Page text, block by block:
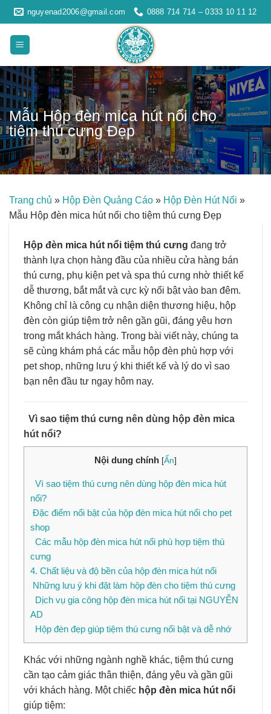
Skip
to
content
nguyenad2006@gmail.com 0888 714 714 – 0333 10 11 12
Mẫu Hộp đèn mica hút nổi cho
tiệm thú cưng Đẹp
Trang chủ » Hộp Đèn Quảng Cáo » Hộp Đèn Hút Nổi »
Mẫu Hộp đèn mica hút nổi cho tiệm thú cưng Đẹp
Hộp đèn mica hút nổi tiệm thú cưng đang trở
thành lựa chọn hàng đầu của nhiều cửa hàng bán
thú cưng, phụ kiện pet và spa thú cưng nhờ thiết kế
dễ thương, bắt mắt và cực kỳ nổi bật vào ban đêm.
Không chỉ là công cụ nhận diện thương hiệu, hộp
đèn còn giúp tiệm trở nên gần gũi, đáng yêu hơn
trong mắt khách hàng. Trong bài viết này, chúng ta
sẽ cùng khám phá các mẫu hộp đèn phù hợp với
pet shop, những lưu ý khi thiết kế và lý do vì sao
bạn nên đầu tư ngay hôm nay.
Vì sao tiệm thú cưng nên dùng hộp đèn mica
hút nổi?
Nội dung chính [Ẩn]
Vì sao tiệm thú cưng nên dùng hộp đèn mica hút
nổi?
Đặc điểm nổi bật của hộp đèn mica hút nổi cho pet
shop
Các mẫu hộp đèn mica hút nổi phù hợp tiệm thú
cưng
4. Chất liệu và độ bền của hộp đèn mica hút nổi
Những lưu ý khi đặt làm hộp đèn cho tiệm thú cưng
Dịch vụ gia công hộp đèn mica hút nổi tại NGUYỄN
AD
Hộp đèn đẹp giúp tiệm thú cưng nổi bật và dễ nhớ
Khác với những ngành nghề khác, tiệm thú cưng
cần tạo cảm giác thân thiện, đáng yêu và gần gũi
với khách hàng. Một chiếc hộp đèn mica hút nổi
giúp tiệm: